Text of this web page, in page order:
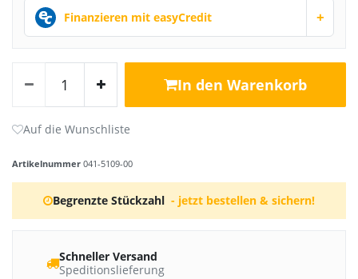
Finanzieren mit easyCredit +
In den Warenkorb
Artikelnummer 041-5109-00
Begrenzte Stückzahl - jetzt bestellen & sichern!
Schneller Versand
Speditionslieferung